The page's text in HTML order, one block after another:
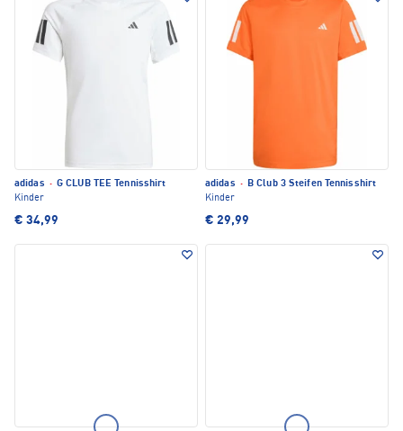
adidas · G CLUB TEE Tennisshirt
Kinder
€ 34,99
adidas · B Club 3 Steifen Tennisshirt
Kinder
€ 29,99